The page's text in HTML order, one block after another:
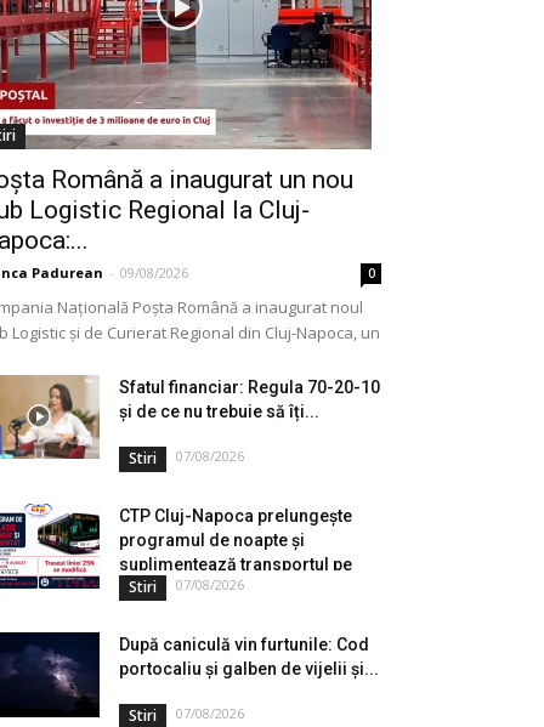
Română a inaugurat un nou
Logistic Regional la Cluj-
Padurean - 09/08/2026 0
Națională Poșta Română a inaugurat noul
Logistic și de Curierat Regional din Cluj-Napoca, un
Sfatul financiar: Regula 70-20-10
și de ce nu trebuie să îți...
Stiri 07/08/2026
CTP Cluj-Napoca prelungește
programul de noapte și
suplimentează transportul pe
durata...
Stiri 07/08/2026
După caniculă vin furtunile: Cod
portocaliu și galben de vijelii și...
Stiri 07/08/2026